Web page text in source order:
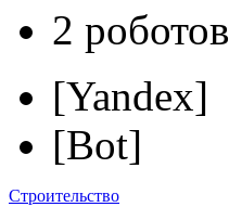
2 роботов
[Yandex]
[Bot]
Строительство